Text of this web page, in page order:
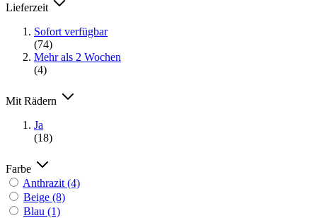
Lieferzeit
Sofort verfügbar
(74)
Mehr als 2 Wochen
(4)
Mit Rädern
Ja
(18)
Farbe
Anthrazit (4)
Beige (8)
Blau (1)